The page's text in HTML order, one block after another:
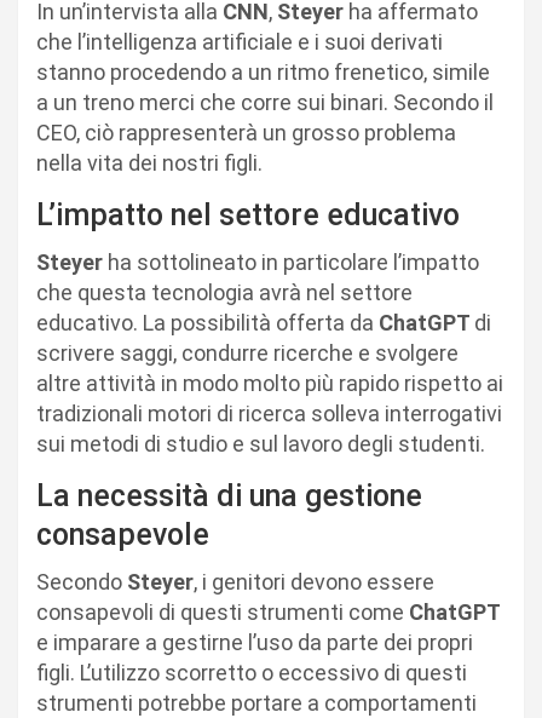
In un’intervista alla CNN, Steyer ha affermato
che l’intelligenza artificiale e i suoi derivati
stanno procedendo a un ritmo frenetico, simile
a un treno merci che corre sui binari. Secondo il
CEO, ciò rappresenterà un grosso problema
nella vita dei nostri figli.
L’impatto nel settore educativo
Steyer ha sottolineato in particolare l’impatto
che questa tecnologia avrà nel settore
educativo. La possibilità offerta da ChatGPT di
scrivere saggi, condurre ricerche e svolgere
altre attività in modo molto più rapido rispetto ai
tradizionali motori di ricerca solleva interrogativi
sui metodi di studio e sul lavoro degli studenti.
La necessità di una gestione
consapevole
Secondo Steyer, i genitori devono essere
consapevoli di questi strumenti come ChatGPT
e imparare a gestirne l’uso da parte dei propri
figli. L’utilizzo scorretto o eccessivo di questi
strumenti potrebbe portare a comportamenti